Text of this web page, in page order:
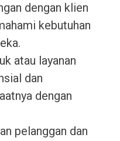
dengan klien
kebutuhan
atau layanan
dan
dengan
pelanggan dan